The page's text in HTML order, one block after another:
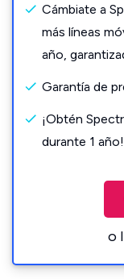
Cámbiate a
más líneas
año,
Garantía de
¡Obtén
durante 1
o